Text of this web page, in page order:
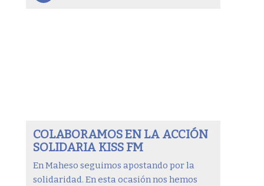
COLABORAMOS EN LA ACCIÓN
SOLIDARIA KISS FM
En Maheso seguimos apostando por la
solidaridad. En esta ocasión nos hemos